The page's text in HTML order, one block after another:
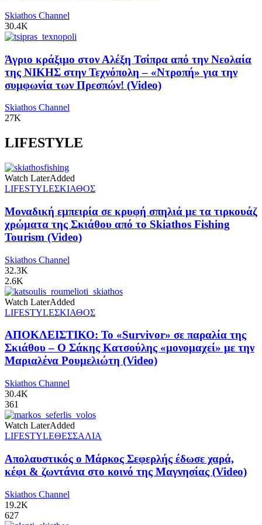
Skiathos Channel
30.4K
Άγριο κράξιμο στον Αλέξη Τσίπρα από την Νεολαία
της ΝΙΚΗΣ στην Τεχνόπολη – «Ντροπή» για την
συμφωνία των Πρεσπών! (Video)
Skiathos Channel
27K
LIFESTYLE
Watch LaterAdded
LIFESTYLEΣΚΙΑΘΟΣ
Μοναδική εμπειρία σε κρυφή σπηλιά με τα τιρκουάζ
χρώματα της Σκιάθου από το Skiathos Fishing
Tourism (Video)
Skiathos Channel
32.3K
2.6K
Watch LaterAdded
LIFESTYLEΣΚΙΑΘΟΣ
ΑΠΟΚΛΕΙΣΤΙΚΟ: Το «Survivor» σε παραλία της
Σκιάθου – Ο Σάκης Κατσούλης «μονομαχεί» με την
Μαριαλένα Ρουμελιώτη (Video)
Skiathos Channel
30.4K
361
Watch LaterAdded
LIFESTYLEΘΕΣΣΑΛΙΑ
Απολαυστικός ο Μάρκος Σεφερλής έδωσε χαρά,
κέφι & ζωντάνια στο κοινό της Μαγνησίας (Video)
Skiathos Channel
19.2K
627